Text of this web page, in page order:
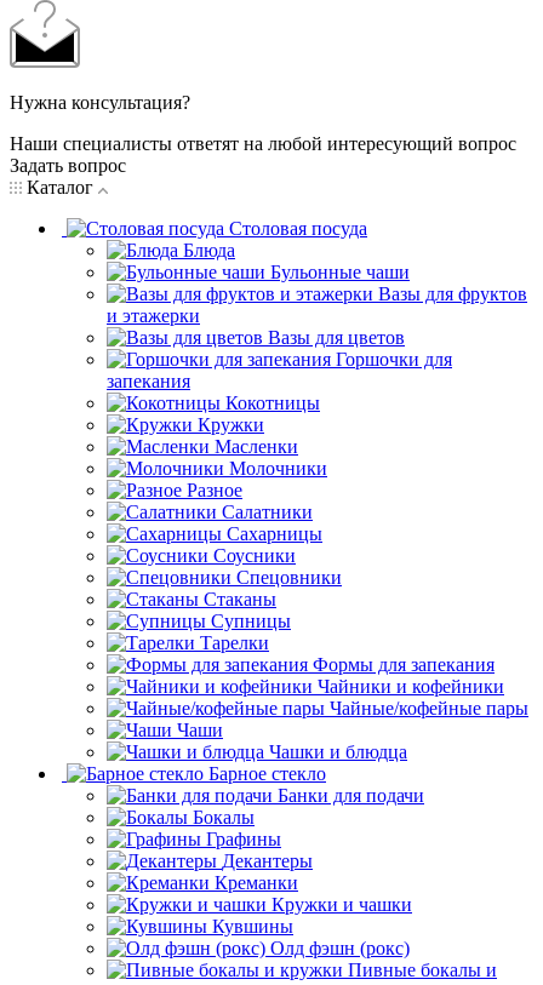
Нужна консультация?
Наши специалисты ответят на любой интересующий вопрос
Задать вопрос
Каталог
Столовая посуда
Блюда
Бульонные чаши
Вазы для фруктов
и этажерки
Вазы для цветов
Горшочки для
запекания
Кокотницы
Кружки
Масленки
Молочники
Разное
Салатники
Сахарницы
Соусники
Спецовники
Стаканы
Супницы
Тарелки
Формы для запекания
Чайники и кофейники
Чайные/кофейные пары
Чаши
Чашки и блюдца
Барное стекло
Банки для подачи
Бокалы
Графины
Декантеры
Креманки
Кружки и чашки
Кувшины
Олд фэшн (рокс)
Пивные бокалы и